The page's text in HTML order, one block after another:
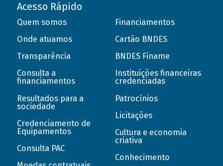
Acesso Rápido
Quem somos
Onde atuamos
Transparência
Consulta a
financiamentos
Resultados para a
sociedade
Credenciamento de
Equipamentos
Consulta PAC
Financiamentos
Cartão BNDES
BNDES Finame
Instituições financeiras
credenciadas
Patrocínios
Licitações
Cultura e economia
criativa
Conhecimento